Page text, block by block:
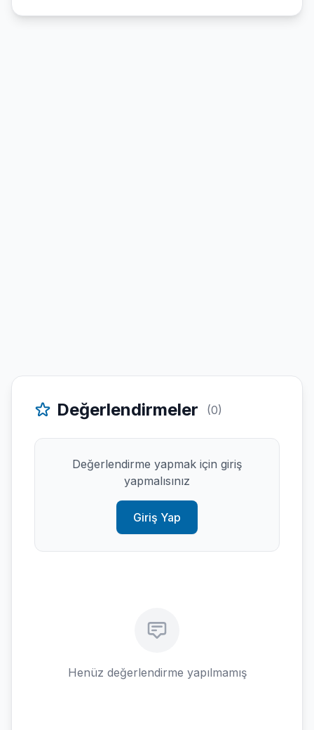
Değerlendirmeler (0)
Değerlendirme yapmak için giriş
yapmalısınız
Giriş Yap
Henüz değerlendirme yapılmamış